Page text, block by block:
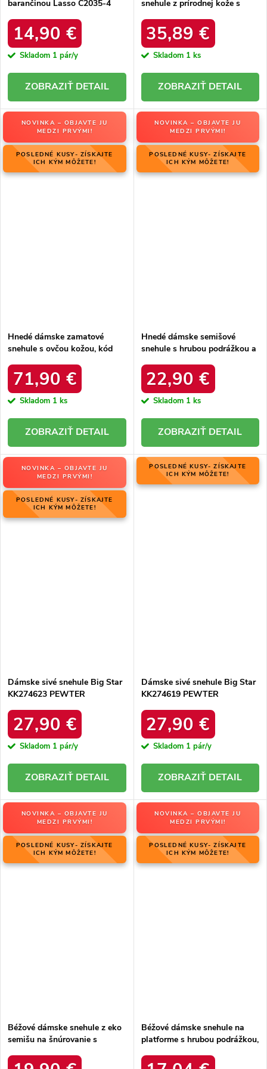
barančinou Lasso C2035-4
14,90 €
Skladom 1 pár/y
DETAIL
snehule z prírodnej kože s
produktu W5821 COFFEE
35,89 €
Skladom 1 ks
DETAIL
NOVINKA – OBJAVTE JU
MEDZI PRVÝMI!
POSLEDNÉ KUSY- ZÍSKAJTE
ICH KÝM MÔŽETE!
Hnedé dámske zamatové
snehule s ovčou kožou, kód
71,90 €
Skladom 1 ks
DETAIL
NOVINKA – OBJAVTE JU
MEDZI PRVÝMI!
POSLEDNÉ KUSY- ZÍSKAJTE
ICH KÝM MÔŽETE!
Hnedé dámske semišové
snehule s hrubou podrážkou a
produktu OO274A098
22,90 €
Skladom 1 ks
DETAIL
NOVINKA – OBJAVTE JU
MEDZI PRVÝMI!
POSLEDNÉ KUSY- ZÍSKAJTE
ICH KÝM MÔŽETE!
Dámske sivé snehule Big Star
KK274623 PEWTER
27,90 €
Skladom 1 pár/y
DETAIL
POSLEDNÉ KUSY- ZÍSKAJTE
ICH KÝM MÔŽETE!
Dámske sivé snehule Big Star
KK274619 PEWTER
27,90 €
Skladom 1 pár/y
DETAIL
NOVINKA – OBJAVTE JU
MEDZI PRVÝMI!
POSLEDNÉ KUSY- ZÍSKAJTE
ICH KÝM MÔŽETE!
Béžové dámske snehule z eko
semišu na šnúrovanie s
produktu C3016 BEIGE
NOVINKA – OBJAVTE JU
MEDZI PRVÝMI!
POSLEDNÉ KUSY- ZÍSKAJTE
ICH KÝM MÔŽETE!
Béžové dámske snehule na
platforme s hrubou podrážkou,
925 KHAKI